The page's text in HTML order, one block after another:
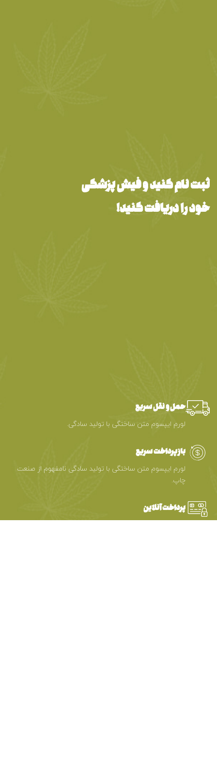
ثبت نام کنید و فیش پزشکی
خود را دریافت کنید!
حمل و نقل سریع
لورم ایپسوم متن ساختگی با تولید سادگی.
بازپرداخت سریع
لورم ایپسوم متن ساختگی با تولید سادگی نامفهوم از صنعت
چاپ.
پرداخت آنلاین